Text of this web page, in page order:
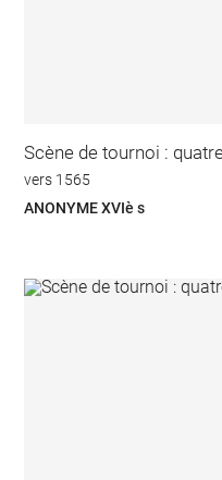
Scène de tournoi :
vers 1565
ANONYME XVIè s